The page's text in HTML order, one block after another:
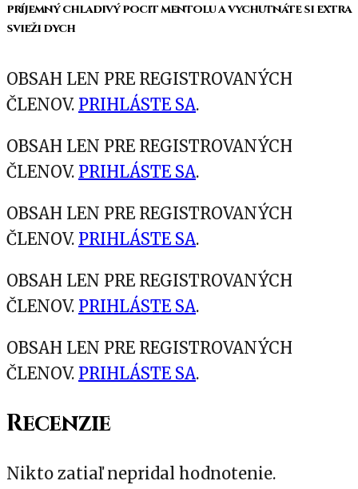
príjemný chladivý pocit mentolu a vychutnáte si extra
svieži dych
OBSAH LEN PRE REGISTROVANÝCH
ČLENOV. PRIHLÁSTE SA.
OBSAH LEN PRE REGISTROVANÝCH
ČLENOV. PRIHLÁSTE SA.
OBSAH LEN PRE REGISTROVANÝCH
ČLENOV. PRIHLÁSTE SA.
OBSAH LEN PRE REGISTROVANÝCH
ČLENOV. PRIHLÁSTE SA.
OBSAH LEN PRE REGISTROVANÝCH
ČLENOV. PRIHLÁSTE SA.
Recenzie
Nikto zatiaľ nepridal hodnotenie.